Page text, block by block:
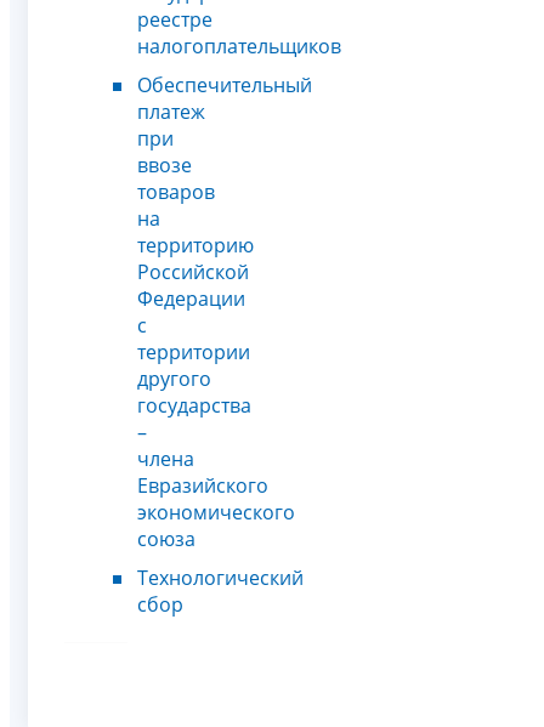
реестре
налогоплательщиков
Обеспечительный
платеж
при
ввозе
товаров
на
территорию
Российской
Федерации
с
территории
другого
государства
–
члена
Евразийского
экономического
союза
Технологический
сбор